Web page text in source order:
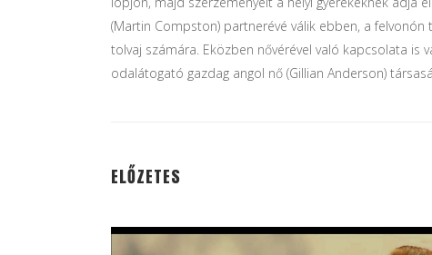
(Martin Compston) partnerévé válik ebben, a
tolvaj számára. Eközben nővérével való kapcsolata is
odalátogató gazdag angol nő (Gillian Anderson)
ELŐZETES